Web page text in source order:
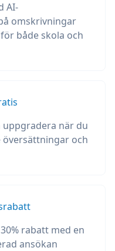
AI-
omskrivningar
både skola och
uppgradera när du
och
rabatt med en
ansökan